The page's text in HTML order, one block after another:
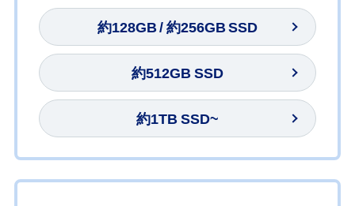
約128GB / 約256GB SSD
約512GB SSD
約1TB SSD~